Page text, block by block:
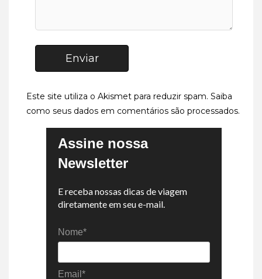
Enviar
Este site utiliza o Akismet para reduzir spam. Saiba
como seus dados em comentários são processados.
Assine nossa
Newsletter
E receba nossas dicas de viagem
diretamente em seu e-mail.
Nome*
Email*